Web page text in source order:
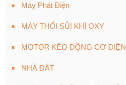
Máy Phát Điện
MÁY THỔI SỦI KHÍ OXY
MOTOR KÉO ĐỘNG CƠ ĐIỆN
NHÀ ĐẤT